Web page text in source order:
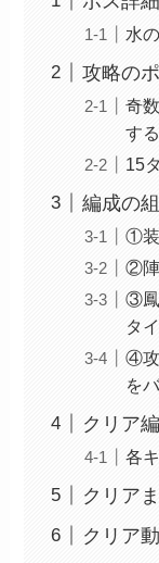
水
攻略の
奇
する
15
編成の
①装
②陣
③鳳
タ
④攻
を
クリア
各
クリア
クリア